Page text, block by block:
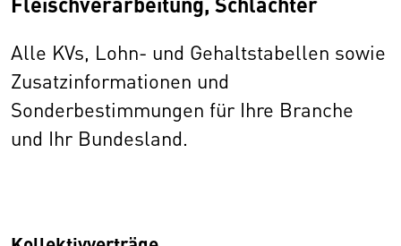
Alle KVs, Lohn- und Gehaltstabellen sowie
Zusatzinformationen und
Sonderbestimmungen für Ihre Branche
und Ihr Bundesland.